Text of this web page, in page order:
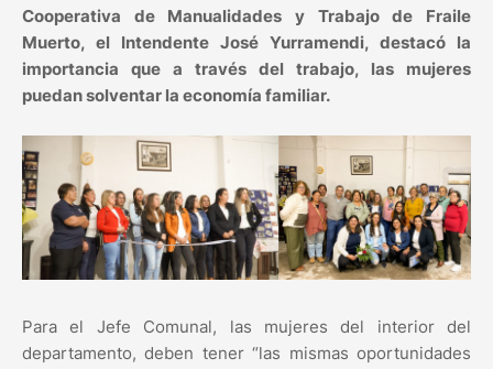
Cooperativa de Manualidades y Trabajo de Fraile
Muerto, el Intendente José Yurramendi, destacó la
importancia que a través del trabajo, las mujeres
puedan solventar la economía familiar.
Para el Jefe Comunal, las mujeres del interior del
departamento, deben tener “las mismas oportunidades